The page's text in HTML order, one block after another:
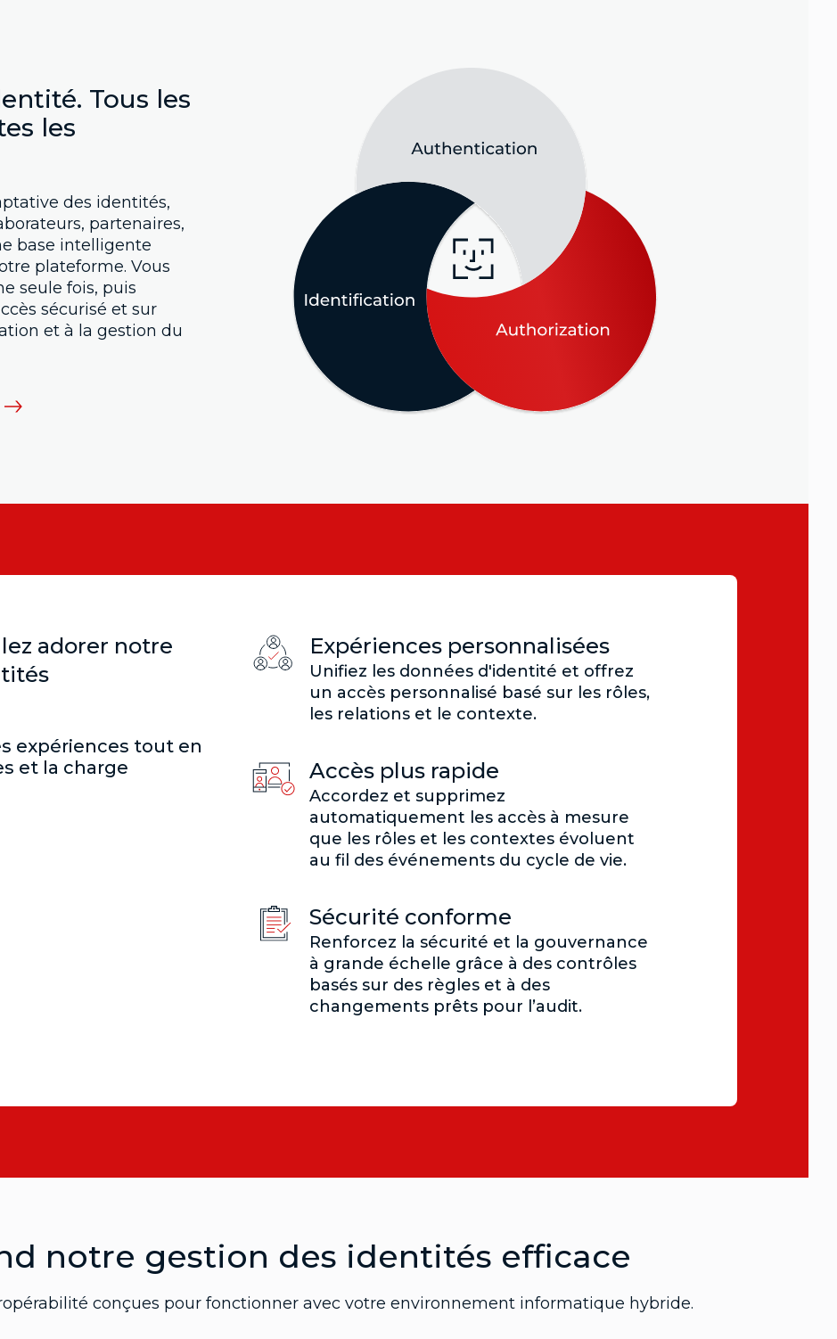
Tous les
les
des identités,
partenaires,
base intelligente
plateforme. Vous
seule fois, puis
sécurisé et sur
et à la gestion du
adorer notre
expériences tout en
et la charge
Expériences personnalisées
Unifiez les données d'identité et offrez
un accès personnalisé basé sur les rôles,
les relations et le contexte.
Accès plus rapide
Accordez et supprimez
automatiquement les accès à mesure
que les rôles et les contextes évoluent
au fil des événements du cycle de vie.
Sécurité conforme
Renforcez la sécurité et la gouvernance
à grande échelle grâce à des contrôles
basés sur des règles et à des
changements prêts pour l’audit.
notre gestion des identités efficace
conçues pour fonctionner avec votre environnement informatique hybride.